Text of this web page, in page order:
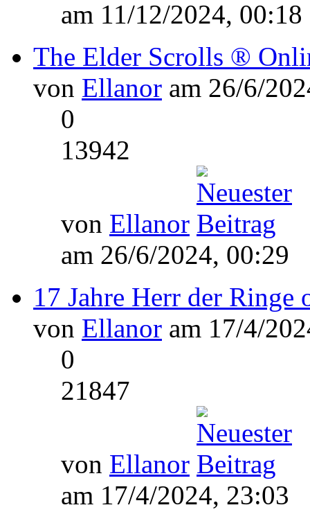
am 11/12/2024, 00:18
The Elder Scrolls ®
von Ellanor am 26/6/
0
13942
von Ellanor
am 26/6/2024, 00:29
17 Jahre Herr der Ringe
von Ellanor am 17/4/
0
21847
von Ellanor
am 17/4/2024, 23:03